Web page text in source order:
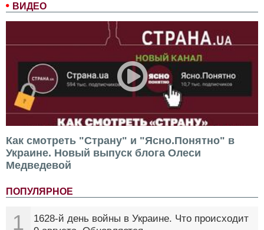
ВИДЕО
Как смотреть "Страну" и "Ясно.Понятно" в
Украине. Новый выпуск блога Олеси
Медведевой
ПОПУЛЯРНОЕ
1
1628-й день войны в Украине. Что происходит